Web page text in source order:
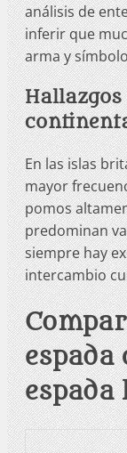
análisis de
inferir que
arma y
En las islas
mayor
pomos
predominan
siempre hay
intercambio
espada
espada